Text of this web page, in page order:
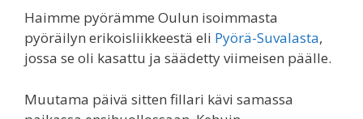
Haimme pyörämme Oulun isoimmasta
pyöräilyn erikoisliikkeestä eli Pyörä-Suvalasta,
jossa se oli kasattu ja säädetty viimeisen päälle.
Muutama päivä sitten fillari kävi samassa